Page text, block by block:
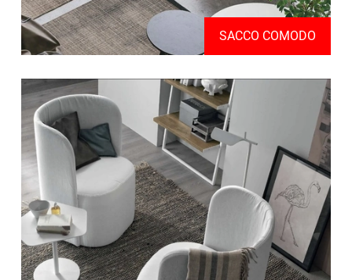
SACCO COMODO